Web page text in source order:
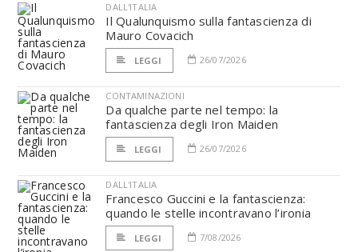
DALL'ITALIA
Il Qualunquismo sulla fantascienza di
Mauro Covacich
LEGGI 26/07/2026
CONTAMINAZIONI
Da qualche parte nel tempo: la
fantascienza degli Iron Maiden
LEGGI 26/07/2026
DALL'ITALIA
Francesco Guccini e la fantascienza:
quando le stelle incontravano l’ironia
LEGGI 7/08/2026